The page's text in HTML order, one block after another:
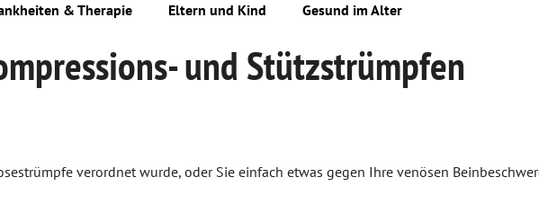
& Therapie Eltern und Kind
Unerfüllter Kinderwunsch
Kinderkrankheiten
Gesund im Alter
und Stützstrümpfen
verordnet wurde, oder Sie einfach etwas gegen Ihre venösen